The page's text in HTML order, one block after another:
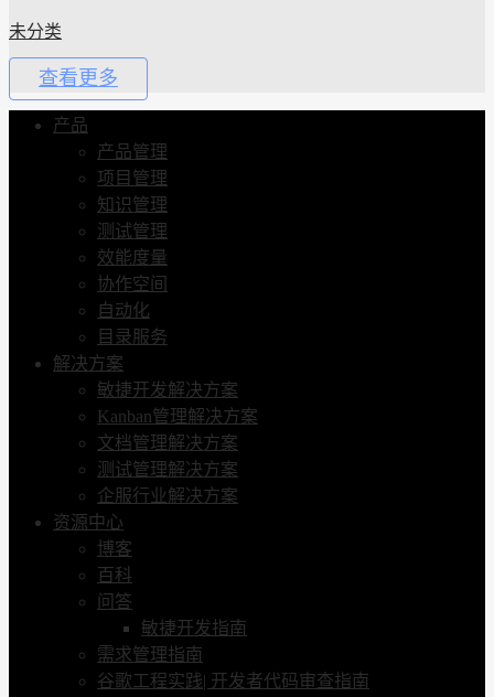
未分类
查看更多
产品
产品管理
项目管理
知识管理
测试管理
效能度量
协作空间
自动化
目录服务
解决方案
敏捷开发解决方案
Kanban管理解决方案
文档管理解决方案
测试管理解决方案
企服行业解决方案
资源中心
博客
百科
问答
敏捷开发指南
需求管理指南
谷歌工程实践| 开发者代码审查指南